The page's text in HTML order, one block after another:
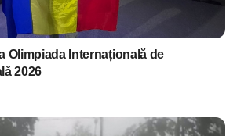
Olimpiada Internațională de
2026